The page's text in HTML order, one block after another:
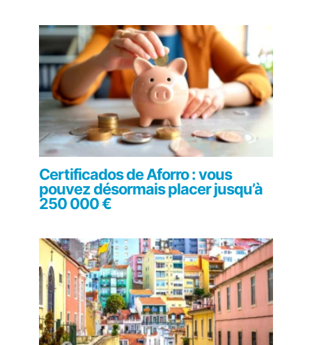
Certificados de Aforro : vous
pouvez désormais placer jusqu’à
250 000 €